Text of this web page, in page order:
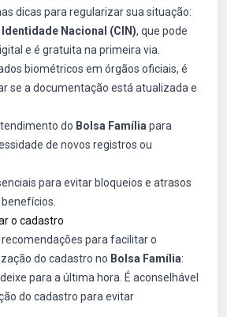
dicas para regularizar sua situação:
Nacional (CIN), que pode
e é gratuita na primeira via.
biométricos em órgãos oficiais, é
se a documentação está atualizada e
do Bolsa Família para
de novos registros ou
para evitar bloqueios e atrasos
o cadastro
para facilitar o
do cadastro no Bolsa Família:
deixe para a última hora. É aconselhável
do cadastro para evitar